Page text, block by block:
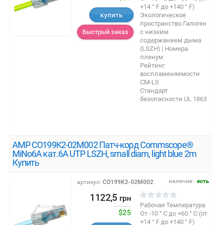
купить
Быстрый заказ
+14 ° F до +140 ° F)
Экологическое
пространство Галоген
с низким
содержанием дыма
(LSZH) | Номера
пленум
Рейтинг
воспламеняемости
CM-LS
Стандарт
безопасности UL 1863
AMP CO199K2-02M002 Патч-корд Commscope®
MiNo6A кат.6A UTP LSZH, small diam, light blue 2m
Купить
наличие :есть
артикул: CO199K2-02M002
1122,5 грн
$25
Рабочая Температура
От -10 ° C до +60 ° C (от
+14 ° F до +140 ° F)